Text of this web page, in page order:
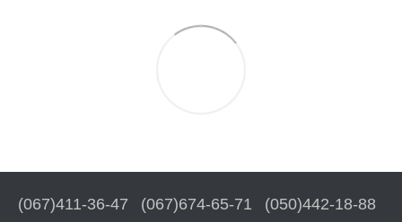
(067)411-36-47 (067)674-65-71 (050)442-18-88